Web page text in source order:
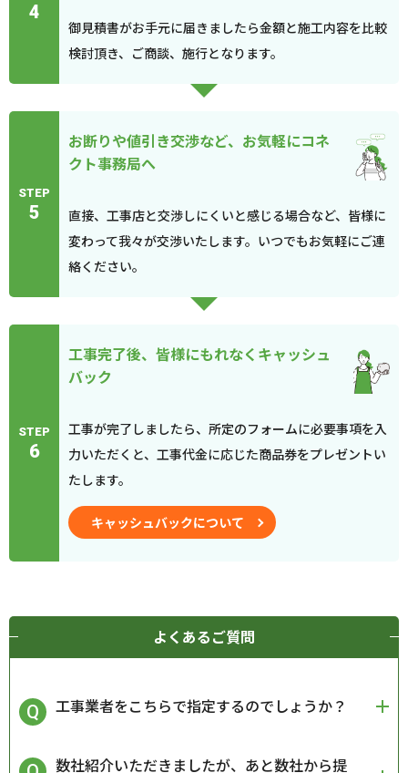
4
御見積書がお手元に届きましたら金額と施工内容を比較
検討頂き、ご商談、施行となります。
STEP
5
お断りや値引き交渉など、お気軽にコネ
クト事務局へ
直接、工事店と交渉しにくいと感じる場合など、皆様に
変わって我々が交渉いたします。いつでもお気軽にご連
絡ください。
STEP
6
工事完了後、皆様にもれなくキャッシュ
バック
工事が完了しましたら、所定のフォームに必要事項を入
力いただくと、工事代金に応じた商品券をプレゼントい
たします。
キャッシュバックについて
よくあるご質問
工事業者をこちらで指定するのでしょうか？
数社紹介いただきましたが、あと数社から提